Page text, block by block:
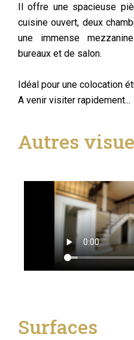
Il offre une spacieuse
cuisine ouvert, deux
une immense
bureaux et de salon.
Idéal pour une colocation
A venir visiter rapidement...
Autres
Surfaces